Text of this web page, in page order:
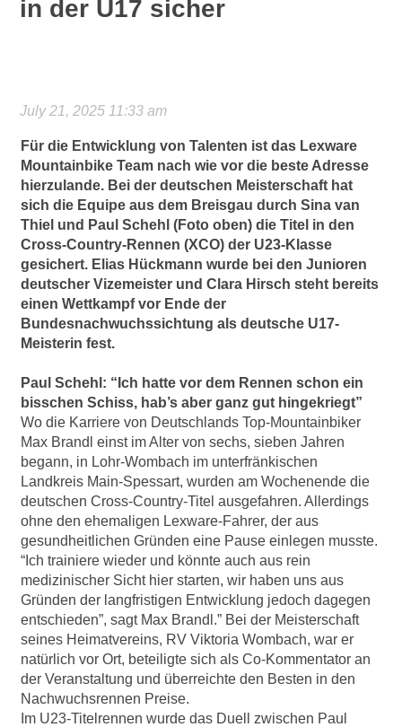
in der U17 sicher
July 21, 2025 11:33 am
Für die Entwicklung von Talenten ist das Lexware
Mountainbike Team nach wie vor die beste Adresse
hierzulande. Bei der deutschen Meisterschaft hat
sich die Equipe aus dem Breisgau durch Sina van
Thiel und Paul Schehl (Foto oben) die Titel in den
Cross-Country-Rennen (XCO) der U23-Klasse
gesichert. Elias Hückmann wurde bei den Junioren
deutscher Vizemeister und Clara Hirsch steht bereits
einen Wettkampf vor Ende der
Bundesnachwuchssichtung als deutsche U17-
Meisterin fest.
Paul Schehl: “Ich hatte vor dem Rennen schon ein
bisschen Schiss, hab’s aber ganz gut hingekriegt”
Wo die Karriere von Deutschlands Top-Mountainbiker
Max Brandl einst im Alter von sechs, sieben Jahren
begann, in Lohr-Wombach im unterfränkischen
Landkreis Main-Spessart, wurden am Wochenende die
deutschen Cross-Country-Titel ausgefahren. Allerdings
ohne den ehemaligen Lexware-Fahrer, der aus
gesundheitlichen Gründen eine Pause einlegen musste.
“Ich trainiere wieder und könnte auch aus rein
medizinischer Sicht hier starten, wir haben uns aus
Gründen der langfristigen Entwicklung jedoch dagegen
entschieden”, sagt Max Brandl.” Bei der Meisterschaft
seines Heimatvereins, RV Viktoria Wombach, war er
natürlich vor Ort, beteiligte sich als Co-Kommentator an
der Veranstaltung und überreichte den Besten in den
Nachwuchsrennen Preise.
Im U23-Titelrennen wurde das Duell zwischen Paul